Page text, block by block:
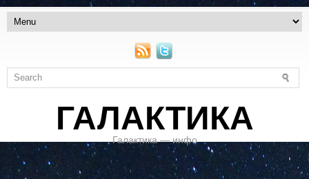
ГАЛАКТИКА
Галактика — инфо